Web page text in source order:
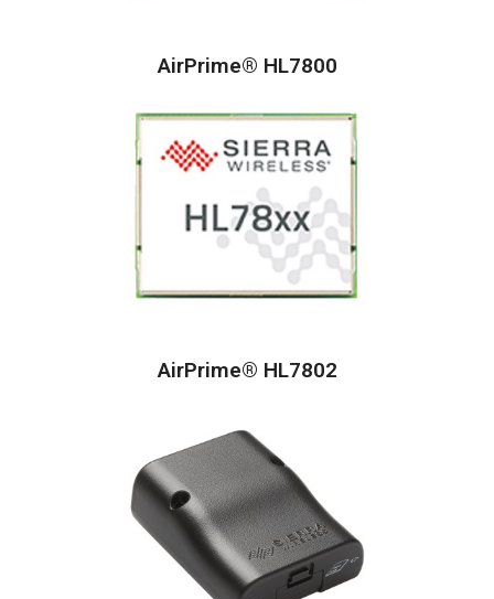
AirPrime® HL7800
AirPrime® HL7802